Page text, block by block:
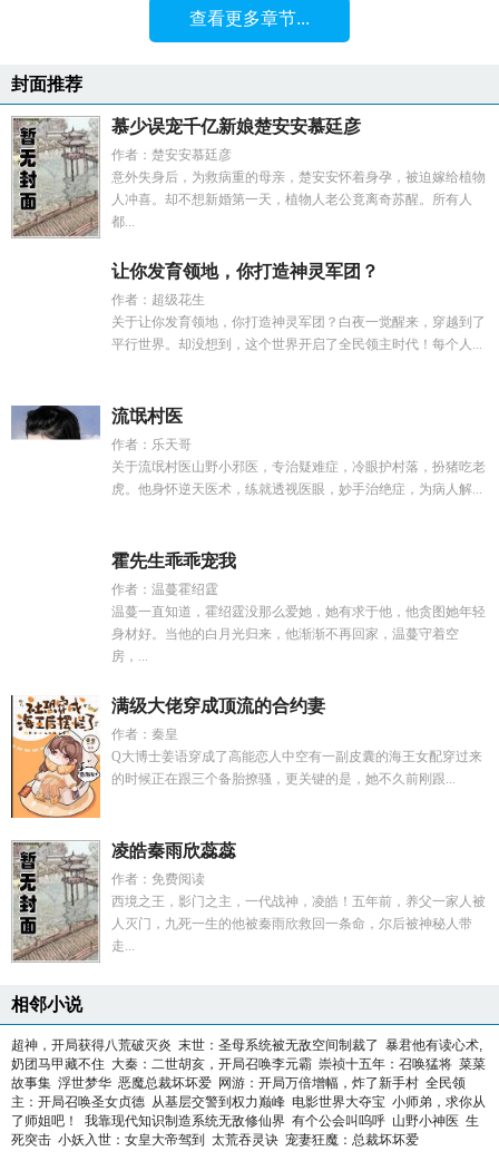
查看更多章节...
封面推荐
慕少误宠千亿新娘楚安安慕廷彦
作者：楚安安慕廷彦
意外失身后，为救病重的母亲，楚安安怀着身孕，被迫嫁给植物
人冲喜。却不想新婚第一天，植物人老公竟离奇苏醒。所有人
都...
让你发育领地，你打造神灵军团？
作者：超级花生
关于让你发育领地，你打造神灵军团？白夜一觉醒来，穿越到了
平行世界。却没想到，这个世界开启了全民领主时代！每个人...
流氓村医
作者：乐天哥
关于流氓村医山野小邪医，专治疑难症，冷眼护村落，扮猪吃老
虎。他身怀逆天医术，练就透视医眼，妙手治绝症，为病人解...
霍先生乖乖宠我
作者：温蔓霍绍霆
温蔓一直知道，霍绍霆没那么爱她，她有求于他，他贪图她年轻
身材好。当他的白月光归来，他渐渐不再回家，温蔓守着空
房，...
满级大佬穿成顶流的合约妻
作者：秦皇
Q大博士姜语穿成了高能恋人中空有一副皮囊的海王女配穿过来
的时候正在跟三个备胎撩骚，更关键的是，她不久前刚跟...
凌皓秦雨欣蕊蕊
作者：免费阅读
西境之王，影门之主，一代战神，凌皓！五年前，养父一家人被
人灭门，九死一生的他被秦雨欣救回一条命，尔后被神秘人带
走...
相邻小说
超神，开局获得八荒破灭炎 末世：圣母系统被无敌空间制裁了 暴君他有读心术,
奶团马甲藏不住 大秦：二世胡亥，开局召唤李元霸 崇祯十五年：召唤猛将 菜菜
故事集 浮世梦华 恶魔总裁坏坏爱 网游：开局万倍增幅，炸了新手村 全民领
主：开局召唤圣女贞德 从基层交警到权力巅峰 电影世界大夺宝 小师弟，求你从
了师姐吧！
我靠现代知识制造系统无敌修仙界 有个公会叫呜呼 山野小神医 生
死突击 小妖入世：女皇大帝驾到 太荒吞灵诀 宠妻狂魔：总裁坏坏爱